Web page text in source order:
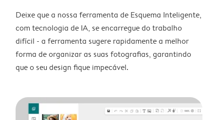
Deixe que a nossa ferramenta de Esquema Inteligente,
com tecnologia de IA, se encarregue do trabalho
difícil - a ferramenta sugere rapidamente a melhor
forma de organizar as suas fotografias, garantindo
que o seu design fique impecável.